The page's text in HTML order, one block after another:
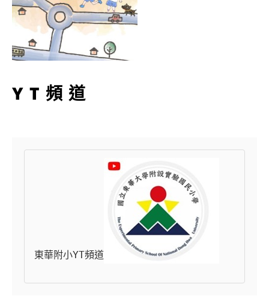
YT頻道
東華附小YT頻道